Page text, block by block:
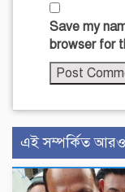
Save my
browser for
এই সম্পর্কিত